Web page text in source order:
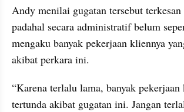
Andy menilai gugatan tersebut terkesan
padahal secara administratif belum
mengaku banyak pekerjaan kliennya
akibat perkara ini.
“Karena terlalu lama, banyak
tertunda akibat gugatan ini. Jangan